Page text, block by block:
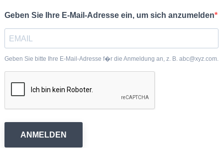
Geben Sie Ihre E-Mail-Adresse ein, um sich anzumelden
Geben Sie bitte Ihre E-Mail-Adresse f�r die Anmeldung an, z. B. abc@xyz.com.
ANMELDEN